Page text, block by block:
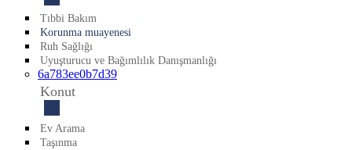
Tıbbi Bakım
Korunma muayenesi
Ruh Sağlığı
Uyuşturucu ve Bağımlılık Danışmanlığı
6a783ee0b7d39
Konut
Ev Arama
Taşınma